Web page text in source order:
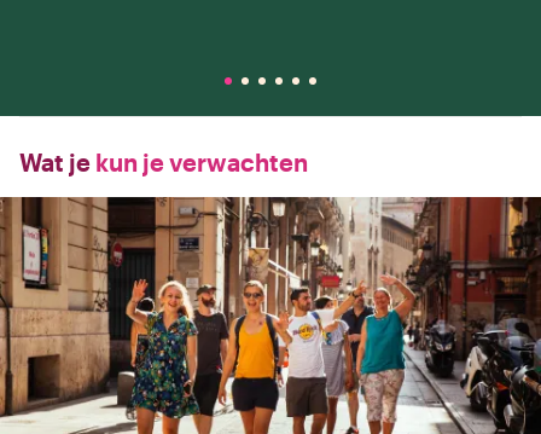
Wat je kun je verwachten